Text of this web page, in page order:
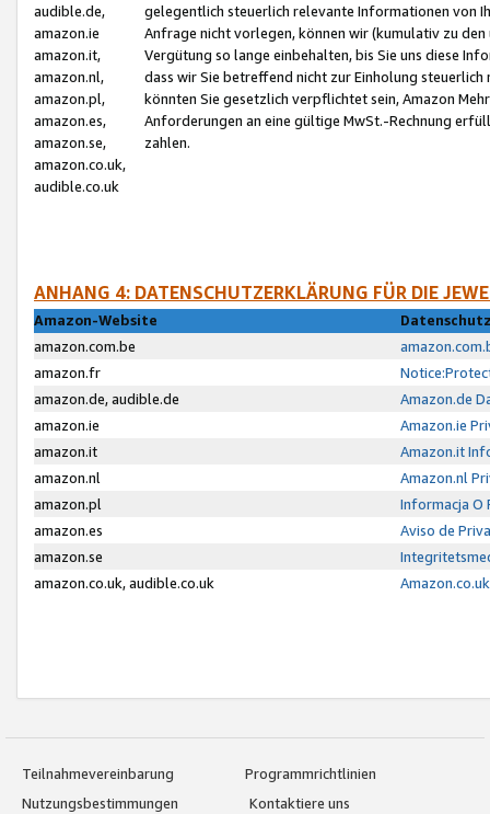
audible.de,
amazon.ie
amazon.it,
amazon.nl,
amazon.pl,
amazon.es,
amazon.se,
amazon.co.uk,
audible.co.uk
gelegentlich steuerlich relevante Informationen von
Anfrage nicht vorlegen, können wir (kumulativ zu
Vergütung so lange einbehalten, bis Sie uns diese
dass wir Sie betreffend nicht zur Einholung
könnten Sie gesetzlich verpflichtet sein, Amazon
Anforderungen an eine gültige MwSt.-Rechnung
zahlen.
ANHANG 4: DATENSCHUTZERKLÄRUNG FÜR DIE
Amazon-Website
amazon.com.be
amazon.fr
amazon.de, audible.de
Amazon.de
amazon.ie
Amazon.ie
amazon.it
Amazon.it
amazon.nl
Amazon.nl
amazon.pl
Informacja O
amazon.es
Aviso de
amazon.se
amazon.co.uk, audible.co.uk
Teilnahmevereinbarung
Programmrichtlinien
Nutzungsbestimmungen
Kontaktiere uns